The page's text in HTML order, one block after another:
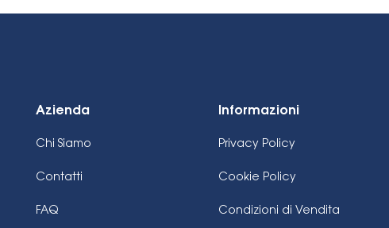
Azienda
Chi Siamo
Contatti
FAQ
Informazioni
Privacy Policy
Cookie Policy
Condizioni di Vendita